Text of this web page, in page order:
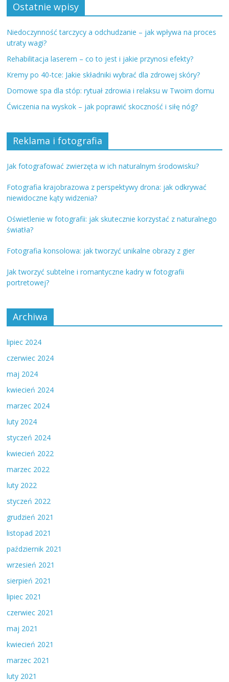
Ostatnie wpisy
Niedoczynność tarczycy a odchudzanie – jak wpływa na proces
utraty wagi?
Rehabilitacja laserem – co to jest i jakie przynosi efekty?
Kremy po 40-tce: Jakie składniki wybrać dla zdrowej skóry?
Domowe spa dla stóp: rytuał zdrowia i relaksu w Twoim domu
Ćwiczenia na wyskok – jak poprawić skoczność i siłę nóg?
Reklama i fotografia
Jak fotografować zwierzęta w ich naturalnym środowisku?
Fotografia krajobrazowa z perspektywy drona: jak odkrywać
niewidoczne kąty widzenia?
Oświetlenie w fotografii: jak skutecznie korzystać z naturalnego
światła?
Fotografia konsolowa: jak tworzyć unikalne obrazy z gier
Jak tworzyć subtelne i romantyczne kadry w fotografii
portretowej?
Archiwa
lipiec 2024
czerwiec 2024
maj 2024
kwiecień 2024
marzec 2024
luty 2024
styczeń 2024
kwiecień 2022
marzec 2022
luty 2022
styczeń 2022
grudzień 2021
listopad 2021
październik 2021
wrzesień 2021
sierpień 2021
lipiec 2021
czerwiec 2021
maj 2021
kwiecień 2021
marzec 2021
luty 2021